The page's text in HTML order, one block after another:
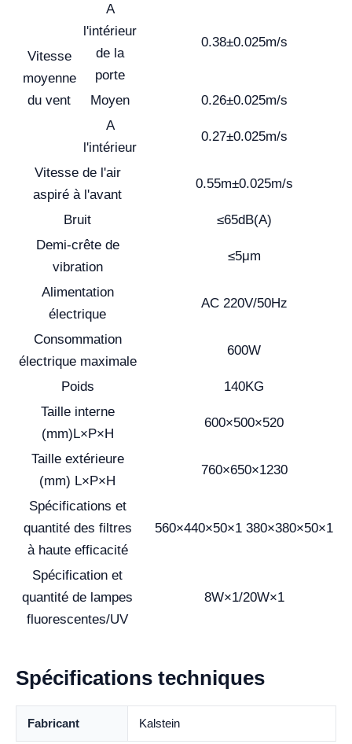
Vitesse
moyenne
du vent
A
l'intérieur
de la
porte
0.38±0.025m/s
Moyen
0.26±0.025m/s
A
l'intérieur
0.27±0.025m/s
Vitesse de l'air
aspiré à l'avant
0.55m±0.025m/s
Bruit
≤65dB(A)
Demi-crête de
vibration
≤5μm
Alimentation
électrique
AC 220V/50Hz
Consommation
électrique maximale
600W
Poids
140KG
Taille interne
(mm)L×P×H
600×500×520
Taille extérieure
(mm) L×P×H
760×650×1230
Spécifications et
quantité des filtres
à haute efficacité
560×440×50×1 380×380×50×1
Spécification et
quantité de lampes
fluorescentes/UV
8W×1/20W×1
Spécifications techniques
Fabricant Kalstein